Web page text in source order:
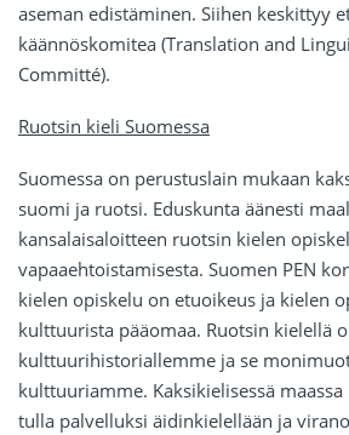
aseman edistäminen. Siihen keskittyy
käännöskomitea (Translation and
Committé).
Ruotsin kieli Suomessa
Suomessa on perustuslain mukaan
suomi ja ruotsi. Eduskunta äänesti
kansalaisaloitteen ruotsin kielen
vapaaehtoistamisesta. Suomen PEN
kielen opiskelu on etuoikeus ja kielen
kulttuurista pääomaa. Ruotsin kielellä
kulttuurihistoriallemme ja se
kulttuuriamme. Kaksikielisessä
tulla palvelluksi äidinkielellään ja